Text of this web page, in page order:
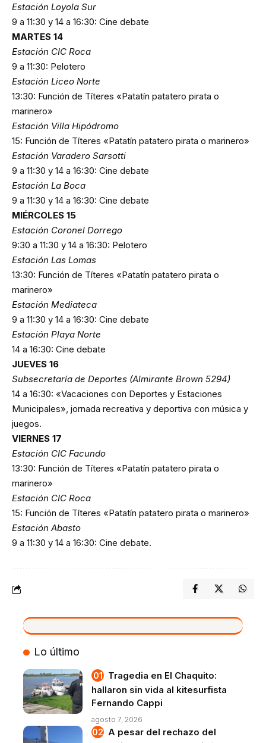
Estación Loyola Sur
9 a 11:30 y 14 a 16:30: Cine debate
MARTES 14
Estación CIC Roca
9 a 11:30: Pelotero
Estación Liceo Norte
13:30: Función de Títeres «Patatín patatero pirata o
marinero»
Estación Villa Hipódromo
15: Función de Títeres «Patatín patatero pirata o marinero»
Estación Varadero Sarsotti
9 a 11:30 y 14 a 16:30: Cine debate
Estación La Boca
9 a 11:30 y 14 a 16:30: Cine debate
MIÉRCOLES 15
Estación Coronel Dorrego
9:30 a 11:30 y 14 a 16:30: Pelotero
Estación Las Lomas
13:30: Función de Títeres «Patatín patatero pirata o
marinero»
Estación Mediateca
9 a 11:30 y 14 a 16:30: Cine debate
Estación Playa Norte
14 a 16:30: Cine debate
JUEVES 16
Subsecretaría de Deportes (Almirante Brown 5294)
14 a 16:30: «Vacaciones con Deportes y Estaciones
Municipales», jornada recreativa y deportiva con música y
juegos.
VIERNES 17
Estación CIC Facundo
13:30: Función de Títeres «Patatín patatero pirata o
marinero»
Estación CIC Roca
15: Función de Títeres «Patatín patatero pirata o marinero»
Estación Abasto
9 a 11:30 y 14 a 16:30: Cine debate.
VIVO
Lo último
Tragedia en El Chaquito:
hallaron sin vida al kitesurfista
Fernando Cappi
agosto 7, 2026
A pesar del rechazo del